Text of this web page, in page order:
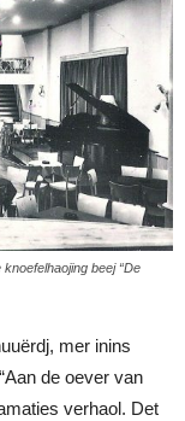
beej “De
mer inins
de oever van
verhaol. Det